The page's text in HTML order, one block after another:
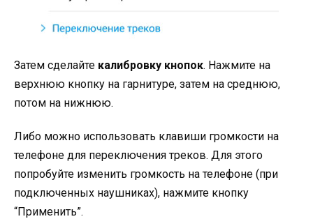
Затем сделайте калибровку кнопок. Нажмите на
верхнюю кнопку на гарнитуре, затем на среднюю,
потом на нижнюю.
Либо можно использовать клавиши громкости на
телефоне для переключения треков. Для этого
попробуйте изменить громкость на телефоне (при
подключенных наушниках), нажмите кнопку
“Применить”.